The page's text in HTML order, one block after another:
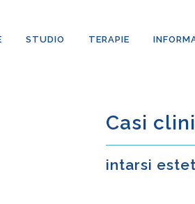
STUDIO TERAPIE
Casi
intarsi